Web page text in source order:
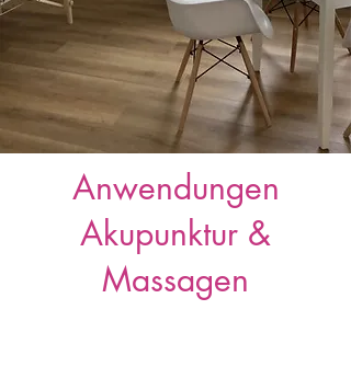
Anwendungen
Akupunktur &
Massagen